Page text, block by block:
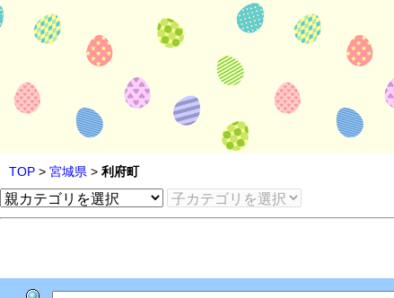
TOP > 宮城県 > 利府町